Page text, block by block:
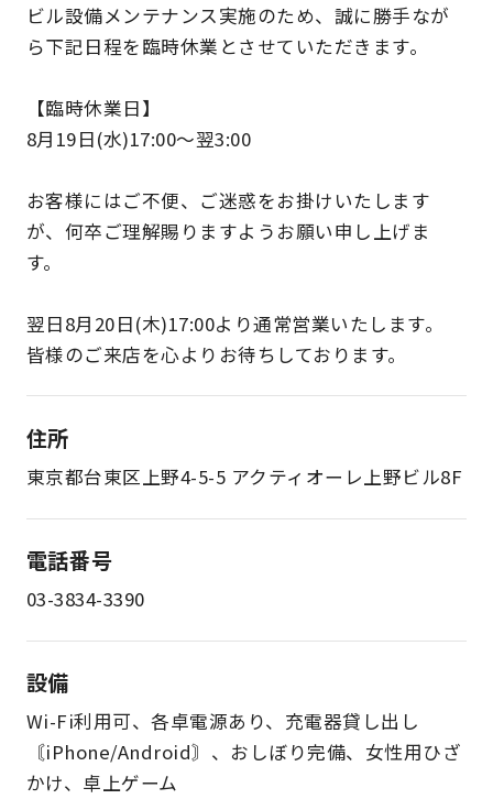
ビル設備メンテナンス実施のため、誠に勝手なが
ら下記日程を臨時休業とさせていただきます。
【臨時休業日】
8月19日(水)17:00～翌3:00
お客様にはご不便、ご迷惑をお掛けいたします
が、何卒ご理解賜りますようお願い申し上げま
す。
翌日8月20日(木)17:00より通常営業いたします。
皆様のご来店を心よりお待ちしております。
住所
東京都台東区上野4-5-5 アクティオーレ上野ビル8F
電話番号
03-3834-3390
設備
Wi-Fi利用可、各卓電源あり、充電器貸し出し
〘iPhone/Android〙、おしぼり完備、女性用ひざ
かけ、卓上ゲーム